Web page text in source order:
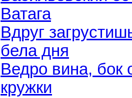
Ватага
Вдруг
бела дня
Ведро вина, бок
кружки